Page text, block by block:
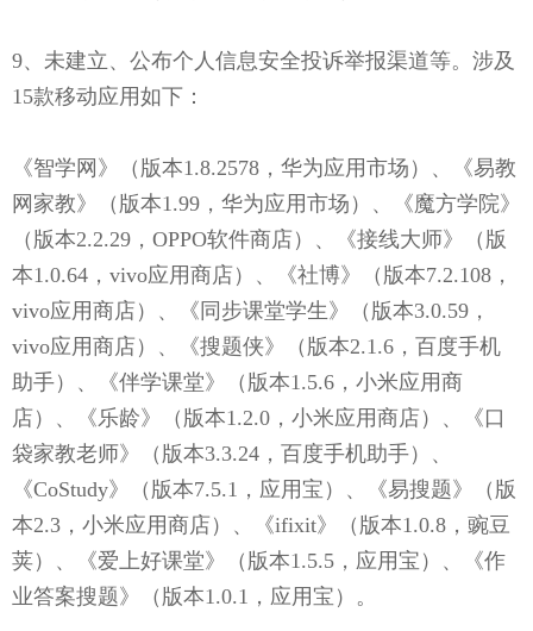
9、未建立、公布个人信息安全投诉举报渠道等。涉及
15款移动应用如下：
《智学网》（版本1.8.2578，华为应用市场）、《易教
网家教》（版本1.99，华为应用市场）、《魔方学院》
（版本2.2.29，OPPO软件商店）、《接线大师》（版
本1.0.64，vivo应用商店）、《社博》（版本7.2.108，
vivo应用商店）、《同步课堂学生》（版本3.0.59，
vivo应用商店）、《搜题侠》（版本2.1.6，百度手机
助手）、《伴学课堂》（版本1.5.6，小米应用商
店）、《乐龄》（版本1.2.0，小米应用商店）、《口
袋家教老师》（版本3.3.24，百度手机助手）、
《CoStudy》（版本7.5.1，应用宝）、《易搜题》（版
本2.3，小米应用商店）、《ifixit》（版本1.0.8，豌豆
荚）、《爱上好课堂》（版本1.5.5，应用宝）、《作
业答案搜题》（版本1.0.1，应用宝）。